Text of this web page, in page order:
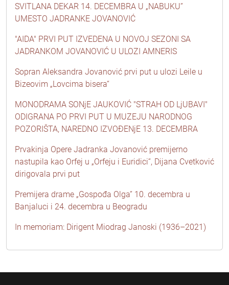
SVITLANA DEKAR 14. DECEMBRA U „NABUKU”
UMESTO JADRANKE JOVANOVIĆ
"AIDA" PRVI PUT IZVEDENA U NOVOJ SEZONI SA
JADRANKOM JOVANOVIĆ U ULOZI AMNERIS
Sopran Aleksandra Jovanović prvi put u ulozi Leile u
Bizeovim „Lovcima bisera“
MONODRAMA SONjE JAUKOVIĆ "STRAH OD LjUBAVI"
ODIGRANA PO PRVI PUT U MUZEJU NARODNOG
POZORIŠTA, NAREDNO IZVOĐENjE 13. DECEMBRA
Prvakinja Opere Jadranka Jovanović premijerno
nastupila kao Orfej u „Orfeju i Euridici“, Dijana Cvetković
dirigovala prvi put
Premijera drame „Gospođa Olga” 10. decembra u
Banjaluci i 24. decembra u Beogradu
In memoriam: Dirigent Miodrag Janoski (1936–2021)